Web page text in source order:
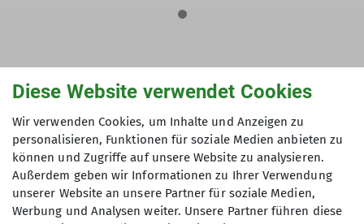
Alle Veranstaltungen
Diese Website verwendet Cookies
Wir verwenden Cookies, um Inhalte und Anzeigen zu
personalisieren, Funktionen für soziale Medien anbieten zu
können und Zugriffe auf unsere Website zu analysieren.
Außerdem geben wir Informationen zu Ihrer Verwendung
unserer Website an unsere Partner für soziale Medien,
Werbung und Analysen weiter. Unsere Partner führen diese